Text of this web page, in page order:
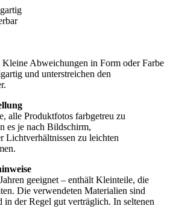
Kleine Abweichungen in Form oder Farbe
und unterstreichen den
alle Produktfotos farbgetreu zu
es je nach Bildschirm,
Lichtverhältnissen zu leichten
geeignet – enthält Kleinteile, die
Die verwendeten Materialien sind
in der Regel gut verträglich. In seltenen